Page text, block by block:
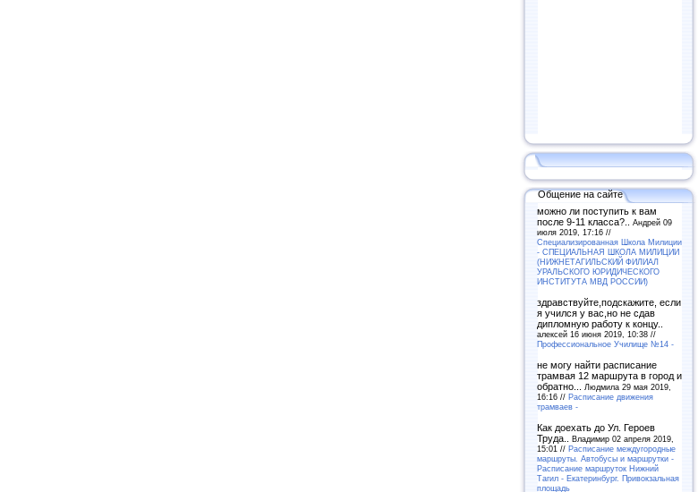
Общение на сайте
можно ли поступить к вам
после 9-11 класса?.. Андрей 09
июля 2019, 17:16 //
Специализированная Школа Милиции
- СПЕЦИАЛЬНАЯ ШКОЛА МИЛИЦИИ
(НИЖНЕТАГИЛЬСКИЙ ФИЛИАЛ
УРАЛЬСКОГО ЮРИДИЧЕСКОГО
ИНСТИТУТА МВД РОССИИ)
здравствуйте,подскажите, если
я учился у вас,но не сдав
дипломную работу к концу..
алексей 16 июня 2019, 10:38 //
Профессиональное Училище №14 -
не могу найти расписание
трамвая 12 маршрута в город и
обратно...
Людмила 29 мая 2019,
16:16 // Расписание движения
трамваев -
Как доехать до Ул. Героев
Труда.. Владимир 02 апреля 2019,
15:01 // Расписание междугородные
маршруты. Автобусы и маршрутки -
Расписание маршруток Нижний
Тагил - Екатеринбург. Привокзальная
площадь